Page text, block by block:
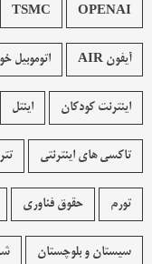
OPENAI
TSMC
آیفون AIR اتوموبیل
اینترنت کودکان اینتل
تاکسی های اینترنتی تتر
تورم حقوق فناوری
سیستان و بلوچستان